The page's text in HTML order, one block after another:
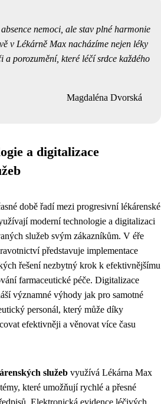
nemoci, ale stav plné harmonie
v Lékárně Max nacházíme nejen léky
a porozumění, které léčí srdce každého
Magdaléna Dvorská
a digitalizace
době řadí mezi progresivní lékárenské
moderní technologie a digitalizaci
služeb svým zákazníkům. V éře
představuje implementace
řešení nezbytný krok k efektivnějšímu
farmaceutické péče. Digitalizace
významné výhody jak pro samotné
personál, který může díky
efektivněji a věnovat více času
služeb využívá Lékárna Max
které umožňují rychlé a přesné
Elektronická evidence léčivých